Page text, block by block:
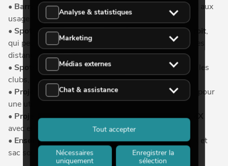
• Barres lumineuses LED UV , parfaitement adaptées aux
usages mobiles en raison de leur faible poids.
• Spots LED UV avec un angle de rayonnement étroit,
qui peuvent également être utilisés sur de plus longues
distances d'éclairage.
• Spots de lumière noire à large rayonnement pour les
clubs, les restaurants et les bars.
• Projecteurs Flood UV résistants aux intempéries
pour
une utilisation en extérieur.
• Projecteurs de lumière noire contrôlables par DMX
avec effet stroboscopique et vitesse réglable.
• Ensembles completsavec barres d'effets lumineux et
sac souple de transport.
Analyse & statistiques
Marketing
Médias externes
Chat & assistance
Nécessaires
uniquement
Enregistrer la
sélection
Tout accepter